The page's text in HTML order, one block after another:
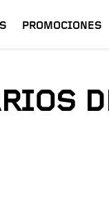
PROMOCIONES